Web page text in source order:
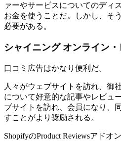
ァーやサービスについてのディ
お金を使うことだ。しかし、そ
必要がある。
シャイニング オンライン
口コミ広告はかなり便利だ。
人々がウェブサイトを訪れ、御
について好意的な記事やレビュ
ブサイトを訪れ、会員になり、
すことがより奨励される。
ShopifyのProduct Reviewsアドオ